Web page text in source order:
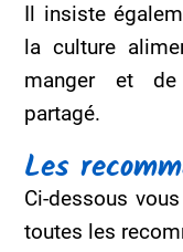
Il insiste
la culture
manger et
partagé.
Les
Ci-dessous
toutes les